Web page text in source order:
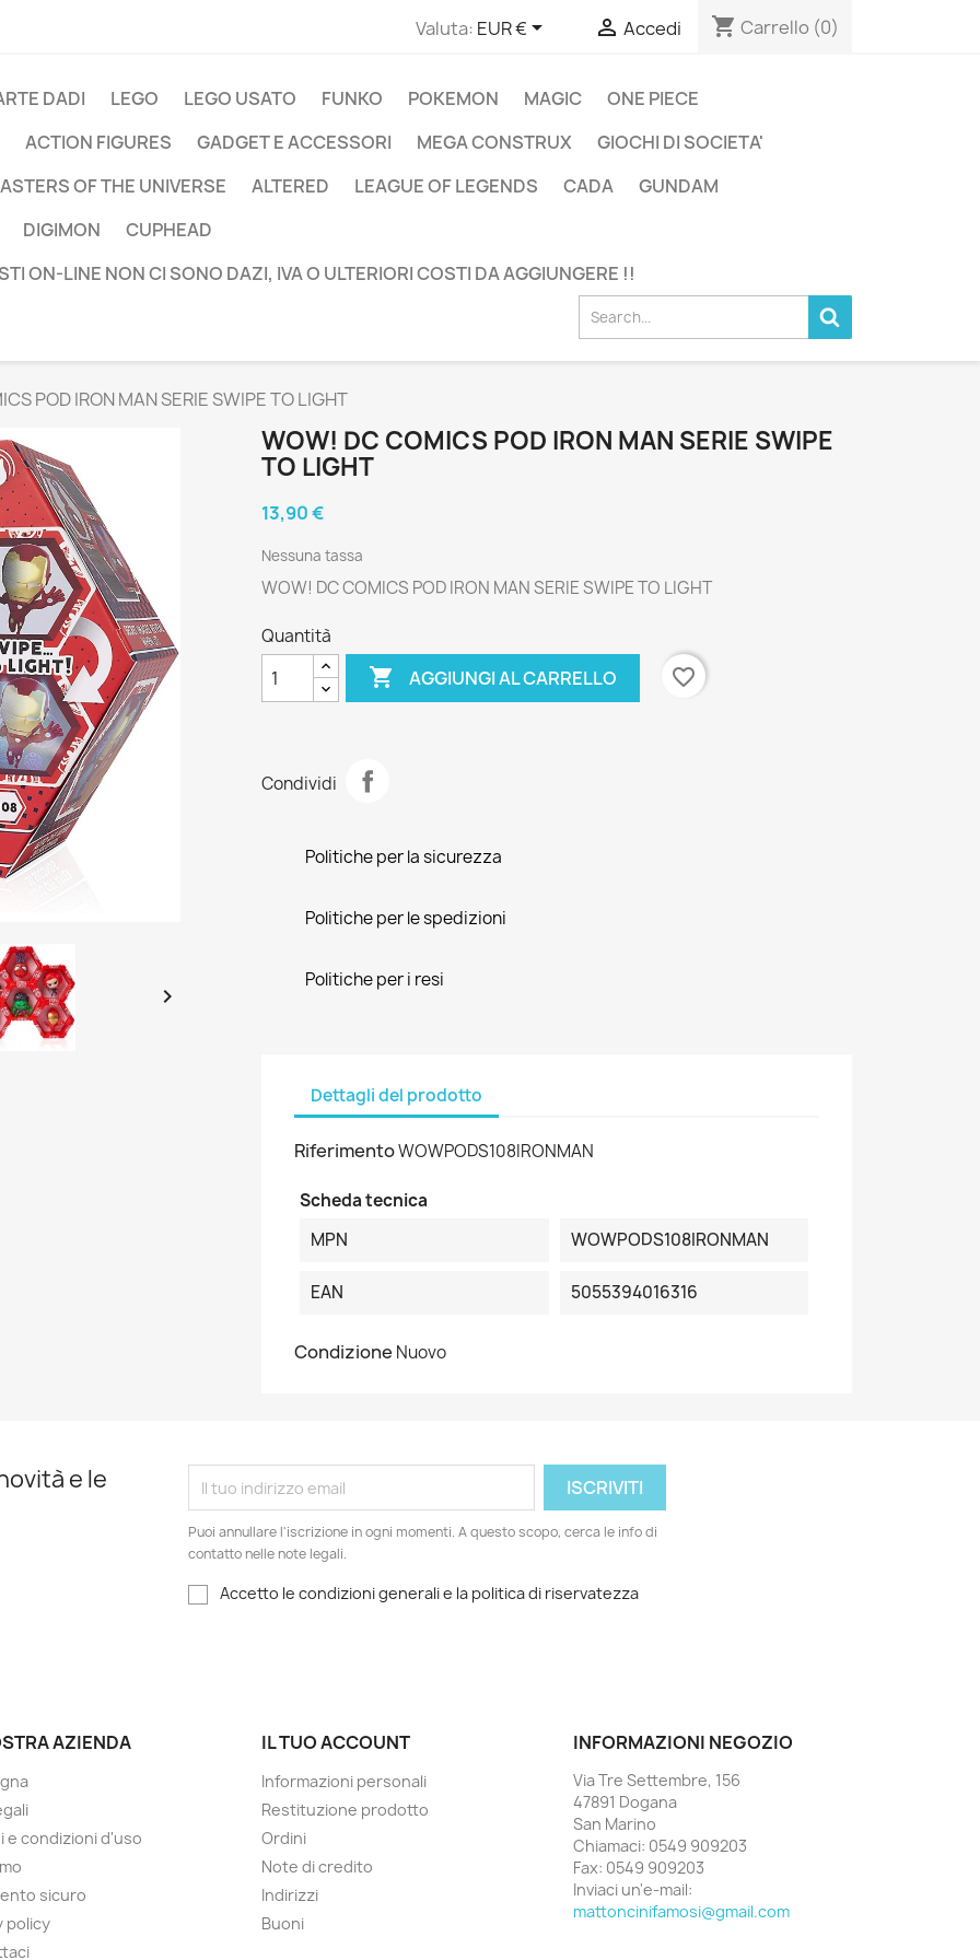
Valuta: EUR €  Accedi shopping_cart Carrello (0)
DADI LEGO LEGO USATO FUNKO POKEMON MAGIC
ONE PIECE
ACTION FIGURES
GADGET E ACCESSORI MEGA CONSTRUX
GIOCHI DI SOCIETA'
OF THE UNIVERSE
ALTERED LEAGUE OF LEGENDS CADA
GUNDAM
DIGIMON
CUPHEAD
ON-LINE NON CI SONO DAZI, IVA O ULTERIORI COSTI DA AGGIUNGERE !!
POD IRON MAN SERIE SWIPE TO LIGHT

WOW! DC COMICS POD IRON MAN SERIE SWIPE
TO LIGHT
13,90 €
Nessuna tassa
WOW! DC COMICS POD IRON MAN SERIE SWIPE TO LIGHT
Quantità
 AGGIUNGI AL CARRELLO favorite_border
Condividi
Politiche per la sicurezza
Politiche per le spedizioni
Politiche per i resi
Dettagli del prodotto
RiferimentoWOWPODS108IRONMAN
Scheda tecnica
MPN
WOWPODS108IRONMAN
EAN 5055394016316
Condizione Nuovo
e le
Puoi annullare l'iscrizione in ogni momenti. A questo scopo, cerca le info di
contatto nelle note legali.
Accetto le condizioni generali e la politica di riservatezza
AZIENDA
e condizioni d'uso
sicuro
policy
IL TUO ACCOUNT
Informazioni personali
Restituzione prodotto
Ordini
Note di credito
Indirizzi
Buoni
INFORMAZIONI NEGOZIO
Via Tre Settembre, 156
47891 Dogana
San Marino
Chiamaci: 0549 909203
Fax: 0549 909203
Inviaci un'e-mail:
mattoncinifamosi@gmail.com